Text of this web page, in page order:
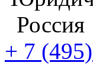
Россия
+ 7